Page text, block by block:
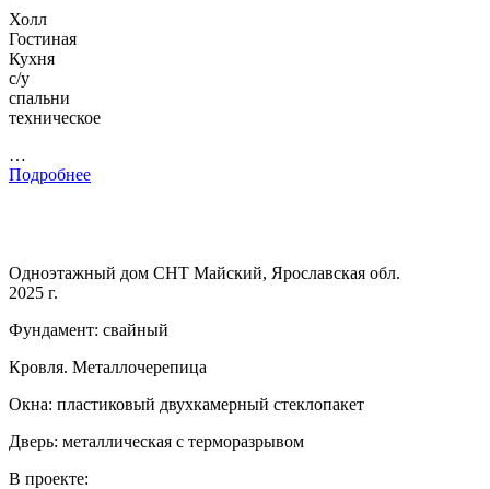
Холл
Гостиная
Кухня
с/у
спальни
техническое
…
Подробнее
Одноэтажный дом СНТ Майский, Ярославская обл.
2025 г.
Фундамент: свайный
Кровля. Металлочерепица
Окна: пластиковый двухкамерный стеклопакет
Дверь: металлическая с терморазрывом
В проекте: